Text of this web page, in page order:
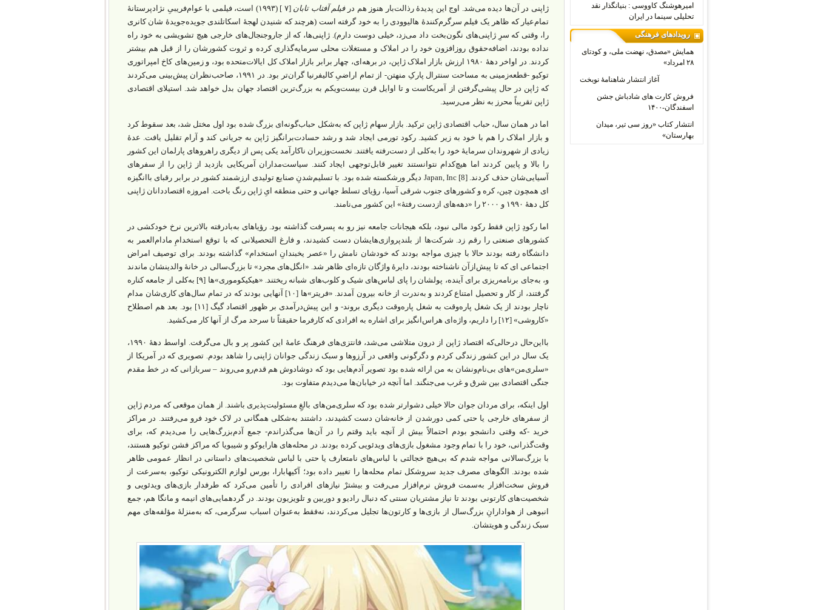
ژاپنی در آن‌ها دیده می‌شد. اوج این پدیدۀ رذالت‌بار هنوز هم درفیلم آفتاب تابان
[۷ ] (۱۹۹۳) است، فیلمی با عوام‌فریبیِ نژادپرستانۀ
تمام‌عیار که ظاهر یک فیلم سرگرم‌کنندۀ هالیوودی را به خود گرفته است (هرچند که شنیدن لهجۀ اسکاتلندی جویده‌جویدۀ شان کانری
را، وقتی که سرِ ژاپنی‌های نگون‌بخت داد می‌زد، خیلی دوست دارم). ژاپنی‌ها، که از جاروجنجال‌های خارجی هیچ تشویشی به خود راه
نداده بودند، اضافه‌حقوق روزافزون خود را در املاک و مستغلات محلی سرمایه‌گذاری کرده و ثروت کشورشان را از قبل هم بیشتر
کردند. در اواخر دهۀ ۱۹۸۰ ارزش بازار املاک ژاپن، در برهه‌ای، چهار برابر بازار املاک کل ایالات‌متحده بود، و زمین‌های کاخ امپراتوری
توکیو -قطعه‌زمینی به مساحت سنترال پارکِ منهتن- از تمام اراضیِ کالیفرنیا گران‌تر بود. در ۱۹۹۱، صاحب‌نظران پیش‌بینی می‌کردند
که ژاپن در حال پیشی‌گرفتن از آمریکاست و تا اوایل قرن بیست‌ویکم به بزرگ‌ترین اقتصاد جهان بدل خواهد شد. استیلای اقتصادی
ژاپن تقریباً محرز به نظر می‌رسید.
اما در همان سال، حباب اقتصادی ژاپن ترکید. بازار سهام ژاپن که به‌شکل حباب‌گونه‌ای بزرگ شده بود اول مختل شد، بعد سقوط کرد
و بازار املاک را هم با خود به زیر کشید. رکود تورمی ایجاد شد و رشد حسادت‌برانگیز ژاپن به جریانی کند و آرام تقلیل یافت. عدۀ
زیادی از شهروندان سرمایۀ خود را به‌کلی از دست‌رفته یافتند. نخست‌وزیران ناکارآمد یکی پس از دیگری راهروهای پارلمان این کشور
را بالا و پایین کردند اما هیچ‌کدام نتوانستند تغییر قابل‌توجهی ایجاد کنند. سیاست‌مداران آمریکایی بازدید از ژاپن را از سفرهای
آسیایی‌شان حذف کردند. [Japan, Inc [8 دیگر ورشکسته شده بود. با تسلیم‌شدنِ صنایع تولیدی ارزشمند کشور در برابر رقبای باانگیزه‌
ای همچون چین، کره و کشورهای جنوب شرقی آسیا، رؤیای تسلط جهانی و حتی منطقه‌ ایِ ژاپن رنگ باخت. امروزه اقتصاددانان ژاپنی
کل دهۀ ۱۹۹۰ و ۲۰۰۰ را «دهه‌های ازدست‌ رفتۀ» این کشور می‌نامند.
اما رکودِ ژاپن فقط رکود مالی نبود، بلکه هیجانات جامعه نیز رو به پسرفت گذاشته بود. رؤیاهای به‌بادرفته بالاترین نرخ خودکشی در
کشورهای صنعتی را رقم زد. شرکت‌ها از بلندپروازی‌هایشان دست کشیدند، و فارغ‌ التحصیلانی که با توقع استخدامِ مادام‌العمر به
دانشگاه رفته بودند حالا با چیزی مواجه بودند که خودشان نامش را «عصر یخبندانِ استخدام» گذاشته بودند. برای توصیف امراض
اجتماعی‌ ای که تا پیش‌ازآن ناشناخته بودند، دایرۀ واژگان تازه‌ای ظاهر شد. «انگل‌های مجرد» تا بزرگ‌سالی در خانۀ والدینشان ماندند
و، به‌جای برنامه‌ریزی برای آینده، پولشان را پای لباس‌های شیک و کلوب‌های شبانه ریختند. «هیکیکوموری‌»ها [۹] به‌کلی از جامعه کناره
گرفتند، از کار و تحصیل امتناع کردند و به‌ندرت از خانه بیرون آمدند. «فریتر»ها [۱۰] آنهایی بودند که در تمام سال‌های کاری‌شان مدام
ناچار بودند از یک شغل پاره‌وقت به شغل پاره‌وقت دیگری بروند- و این پیش‌درآمدی بر ظهور اقتصاد گیگ [۱۱] بود. بعد هم اصطلاح
«کاروشی» [۱۲] را داریم، واژه‌ای هراس‌انگیز برای اشاره به افرادی که کارفرما حقیقتاً تا سرحد مرگ از آنها کار می‌کشید.
بااین‌حال درحالی‌که اقتصاد ژاپن از درون متلاشی می‌شد، فانتزی‌های فرهنگ عامۀ این کشور پر و بال می‌گرفت. اواسط دهۀ ۱۹۹۰،
یک سال در این کشور زندگی کردم و دگرگونی واقعی در آرزوها و سبک زندگی جوانان ژاپنی را شاهد بودم. تصویری که در آمریکا از
«سلری‌من‌»های بی‌نام‌ونشان به من ارائه شده بود تصویر آدم‌هایی بود که دوشادوش هم قدم‌رو می‌روند – سربازانی که در خط مقدم
جنگی اقتصادی بین شرق و غرب می‌جنگند. اما آنچه در خیابان‌ها می‌دیدم متفاوت بود.
اول اینکه، برای مردان جوان حالا خیلی دشوارتر شده بود که سلری‌من‌های بالغِ مسئولیت‌پذیری باشند. از همان موقعی که مردم ژاپن
از سفرهای خارجی یا حتی کمی دورشدن از خانه‌شان دست کشیدند، داشتند به‌شکلی همگانی در لاک خود فرو می‌رفتند. در مراکز
خرید -که وقتی دانشجو بودم احتمالاً بیش از آنچه باید وقتم را در آن‌ها می‌گذراندم- جمع آدم‌بزرگ‌هایی را می‌دیدم که، برای
وقت‌گذرانی، خود را با تمام وجود مشغول بازی‌های ویدئویی کرده بودند. در محله‌های هارایوکو و شیبویا که مراکز فشن توکیو هستند،
با بزرگ‌سالانی مواجه شدم که بی‌هیچ خجالتی با لباس‌های نامتعارف یا حتی با لباس شخصیت‌های داستانی در انظار عمومی ظاهر
شده بودند. الگوهای مصرف جدید سروشکل تمام محله‌ها را تغییر داده بود؛ آکیهابارا، بورس لوازم الکترونیکی توکیو، به‌سرعت از
فروش سخت‌افزار به‌سمت فروش نرم‌افزار می‌رفت و بیشترْ نیازهای افرادی را تأمین می‌کرد که طرفدار بازی‌‌های ویدئویی و
شخصیت‌های کارتونی بودند تا نیاز مشتریان سنتی که دنبال رادیو و دوربین و تلویزیون بودند. در گردهمایی‌های انیمه و مانگا هم، جمع
انبوهی از هوادارانِ بزرگ‌سال از بازی‌ها و کارتون‌ها تجلیل می‌کردند، نه‌فقط به‌عنوان اسباب سرگرمی، که به‌منزلۀ مؤلفه‌های مهم
سبک زندگی و هویتشان.
امیرهوشنگ کاووسی : بنیانگذار نقد
تحلیلی سینما در ایران
رویدادهای فرهنگی
همایش «مصدق، نهضت ملی، و کودتای
۲۸ امرداد»
آغاز انتشار شاهنامۀ نوبخت
فروش کارت های شادباش جشن
اسفندگان-۱۴۰۰
انتشار کتاب «روز سی تیر، میدان
بهارستان»